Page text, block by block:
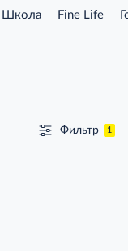
Школа Fine Life
Фильтр 1